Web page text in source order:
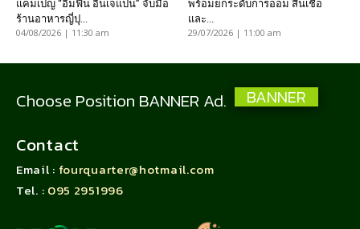
แคมเปญ “อิ่มฟิน อินเจแปน” จับมือ
ร้านอาหารญี่ปุ...
04/08/2026 | 11:30 am
พร้อมยกระดับการออม สินเชื่อ
และ...
29/07/2026 | 11:00 am
Choose Position BANNER Ad. BANNER
Contact
Email : fourquarter@hotmail.com
Tel. : 095 2951996